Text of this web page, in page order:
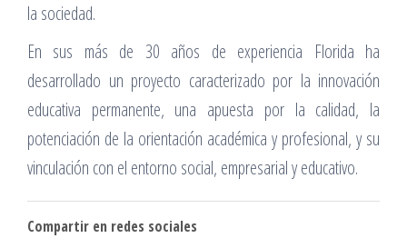
la sociedad.
En sus más de 30 años de experiencia Florida ha
desarrollado un proyecto caracterizado por la innovación
educativa permanente, una apuesta por la calidad, la
potenciación de la orientación académica y profesional, y su
vinculación con el entorno social, empresarial y educativo.
Compartir en redes sociales